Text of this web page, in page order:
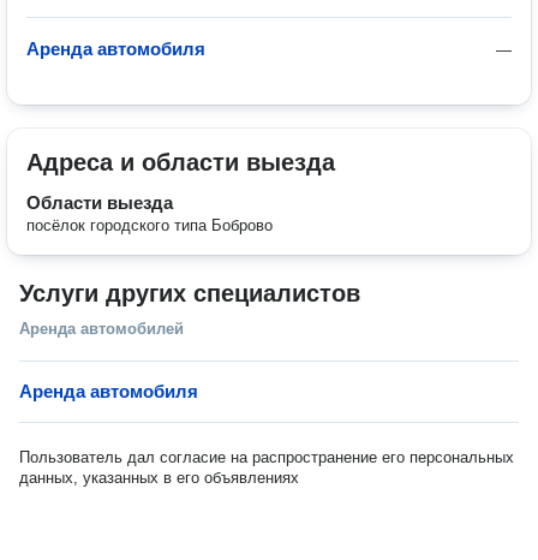
—
Аренда автомобиля
Адреса и области выезда
Области выезда
посёлок городского типа Боброво
Услуги других специалистов
Аренда автомобилей
Аренда автомобиля
Пользователь дал согласие на распространение его персональных
данных, указанных в его объявлениях